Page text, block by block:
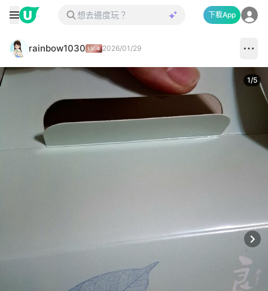
下載App
rainbow1030 2026/01/29
1/5